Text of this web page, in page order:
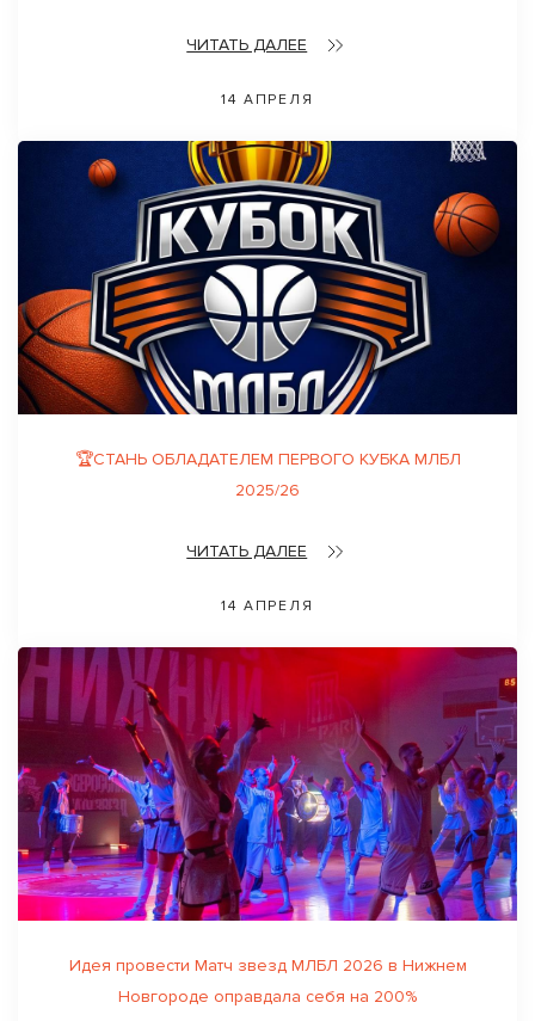
ЧИТАТЬ ДАЛЕЕ
14 АПРЕЛЯ
🏆СТАНЬ ОБЛАДАТЕЛЕМ ПЕРВОГО КУБКА МЛБЛ
2025/26
ЧИТАТЬ ДАЛЕЕ
14 АПРЕЛЯ
Идея провести Матч звезд МЛБЛ 2026 в Нижнем
Новгороде оправдала себя на 200%